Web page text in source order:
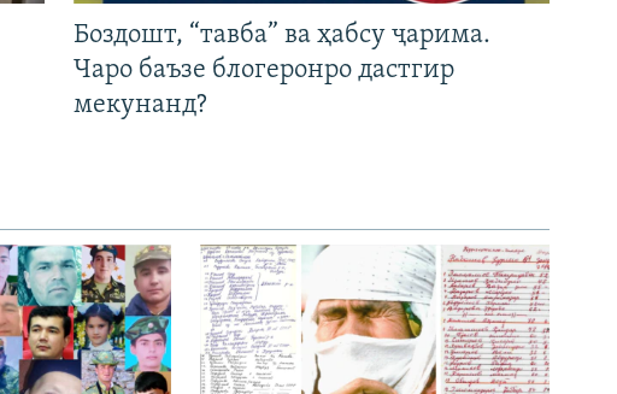
Боздошт, “тавба” ва ҳабсу ҷарима.
Чаро баъзе блогеронро дастгир
мекунанд?